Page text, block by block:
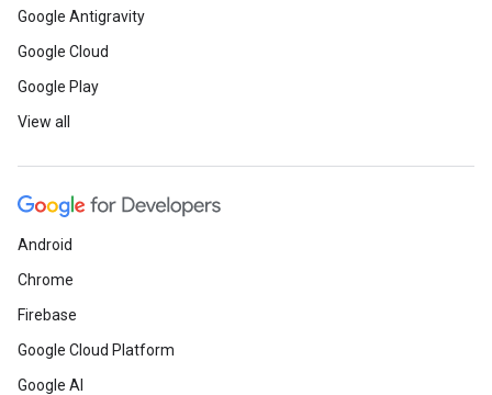
Google Antigravity
Google Cloud
Google Play
View all
Android
Chrome
Firebase
Google Cloud Platform
Google AI